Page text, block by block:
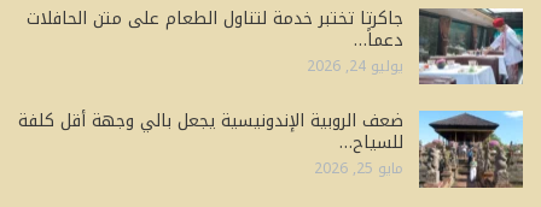
جاكرتا تختبر خدمة لتناول الطعام على متن الحافلات
دعماً…
يوليو 24, 2026
ضعف الروبية الإندونيسية يجعل بالي وجهة أقل كلفة
للسياح…
مايو 25, 2026